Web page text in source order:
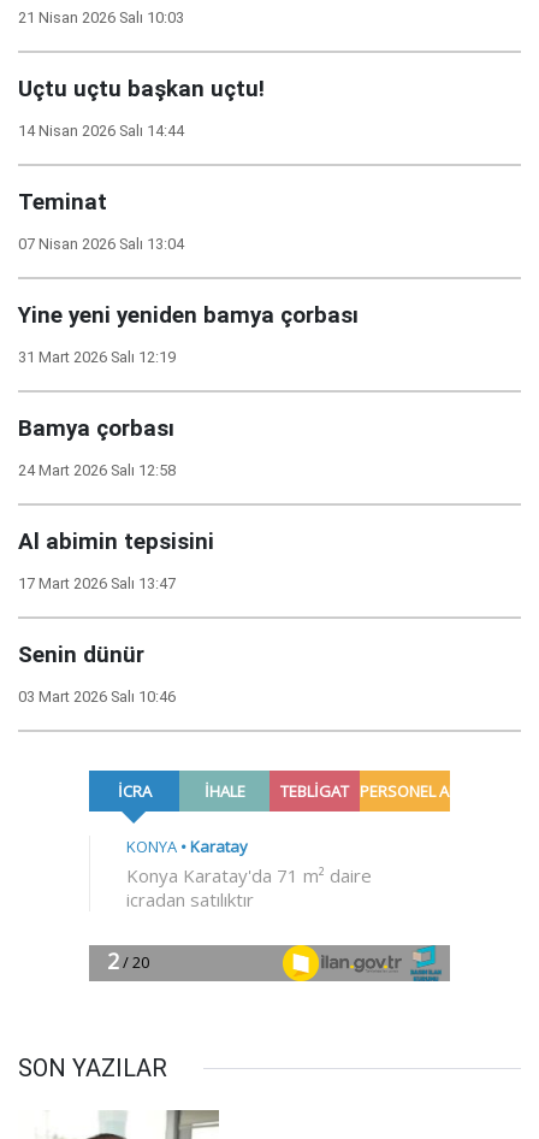
21 Nisan 2026 Salı 10:03
Uçtu uçtu başkan uçtu!
14 Nisan 2026 Salı 14:44
Teminat
07 Nisan 2026 Salı 13:04
Yine yeni yeniden bamya çorbası
31 Mart 2026 Salı 12:19
Bamya çorbası
24 Mart 2026 Salı 12:58
Al abimin tepsisini
17 Mart 2026 Salı 13:47
Senin dünür
03 Mart 2026 Salı 10:46
SON YAZILAR